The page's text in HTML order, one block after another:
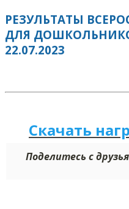
РЕЗУЛЬТАТЫ
ДЛЯ
22.07.2023
Скачать
Поделитесь с